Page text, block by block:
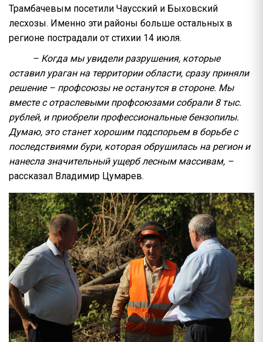
Трамбачевым посетили Чаусский и Быховский
лесхозы. Именно эти районы больше остальных в
регионе пострадали от стихии 14 июля.
– Когда мы увидели разрушения, которые
оставил ураган на территории области, сразу приняли
решение – профсоюзы не останутся в стороне. Мы
вместе с отраслевыми профсоюзами собрали 8 тыс.
рублей, и приобрели профессиональные бензопилы.
Думаю, это станет хорошим подспорьем в борьбе с
последствиями бури, которая обрушилась на регион и
нанесла значительный ущерб лесным массивам, –
рассказал Владимир Цумарев.